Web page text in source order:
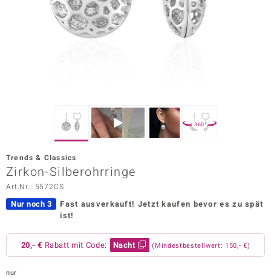
Vogue
Paraíso
360°
Trends & Classics
Zirkon-Silberohrringe
Art.Nr.: 5572CS
Nur noch 3 Fast ausverkauft! Jetzt kaufen bevor es zu spät
ist!
20,- € Rabatt mit Code: Nacht (Mindestbestellwert: 150,- €)
nur